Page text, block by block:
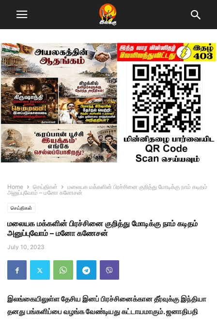
Home செய்திகள்
மலையக மக்களின் பிரச்சினை குறித்து மோடிக்கு நாம் கடிதம்
அனுப்புவோம் – மனோ கணேசன்
செய்திகள்
மலையக மக்களின் பிரச்சினை குறித்து மோடிக்கு நாம் கடிதம்
அனுப்புவோம் – மனோ கணேசன்
July 10, 2023
இலங்கையிலுள்ள தேசிய இனப் பிரச்சினைக்கான தீர்வுக்கு இந்தியா
தனது பங்களிப்பை வழங்க வேண்டியது கட்டாயமாகும். ஜனாதிபதி